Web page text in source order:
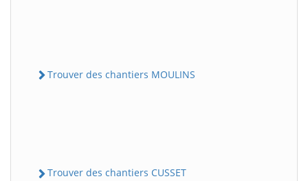
Trouver des chantiers MOULINS
Trouver des chantiers CUSSET